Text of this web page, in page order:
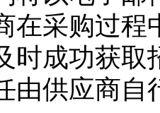
在采购过程
时成功获取
由供应商自